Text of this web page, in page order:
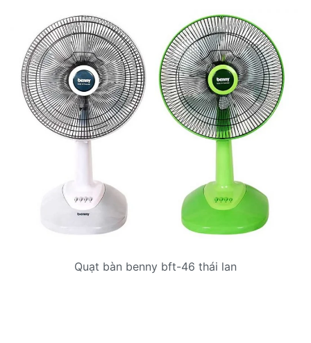
Quạt bàn benny bft-46 thái lan